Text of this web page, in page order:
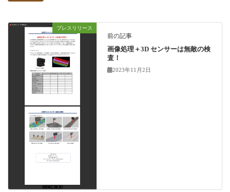
プレスリリース
前の記事
画像処理＋3D センサーは無敵の検
査！
2023年11月2日